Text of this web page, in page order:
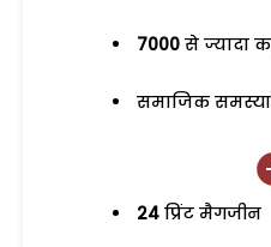
7000 से ज्यादा
समाजिक
24 प्रिंट मैगजीन